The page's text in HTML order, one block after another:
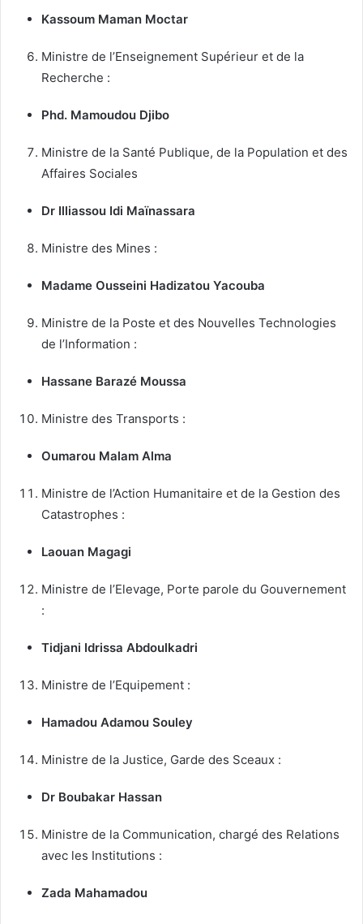
Kassoum Maman Moctar
Ministre de l’Enseignement Supérieur et de la
Recherche :
Phd. Mamoudou Djibo
Ministre de la Santé Publique, de la Population et des
Affaires Sociales
Dr Illiassou Idi Maïnassara
Ministre des Mines :
Madame Ousseini Hadizatou Yacouba
Ministre de la Poste et des Nouvelles Technologies
de l’Information :
Hassane Barazé Moussa
Ministre des Transports :
Oumarou Malam Alma
Ministre de l’Action Humanitaire et de la Gestion des
Catastrophes :
Laouan Magagi
Ministre de l’Elevage, Porte parole du Gouvernement
:
Tidjani Idrissa Abdoulkadri
Ministre de l’Equipement :
Hamadou Adamou Souley
Ministre de la Justice, Garde des Sceaux :
Dr Boubakar Hassan
Ministre de la Communication, chargé des Relations
avec les Institutions :
Zada Mahamadou